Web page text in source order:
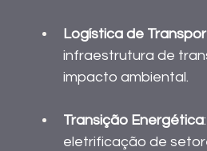
Logística de
infraestrutura de
impacto ambiental.
Transição Energética
eletrificação de